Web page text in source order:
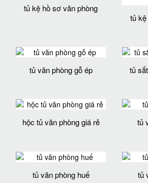
tủ kệ hồ sơ văn phòng
tủ
tủ văn phòng gỗ ép tủ
hộc tủ văn phòng giá rẻ tủ
tủ văn phòng huế tủ